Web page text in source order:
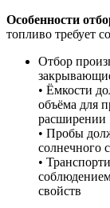
Особенности
топливо требует
Отбор
• Ёмкости
объёма для
расширении
• Пробы
солнечного
•
свойств